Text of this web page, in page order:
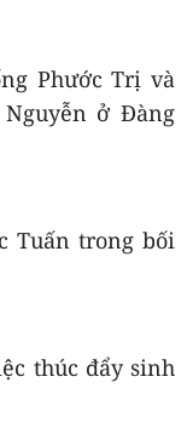
Phước Trị và
ở Đàng
Tuấn trong bối
thúc đẩy sinh